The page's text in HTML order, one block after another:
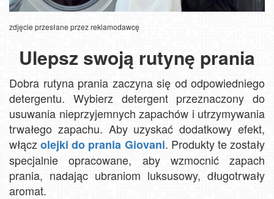
zdjęcie przesłane przez reklamodawcę
Ulepsz swoją rutynę prania
Dobra rutyna prania zaczyna się od odpowiedniego
detergentu. Wybierz detergent przeznaczony do
usuwania nieprzyjemnych zapachów i utrzymywania
trwałego zapachu. Aby uzyskać dodatkowy efekt,
włączolejki do prania Giovani. Produkty te zostały
specjalnie opracowane, aby wzmocnić zapach
prania, nadając ubraniom luksusowy, długotrwały
aromat.